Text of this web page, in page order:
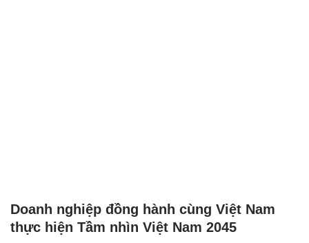
Doanh nghiệp đồng hành cùng Việt Nam
thực hiện Tầm nhìn Việt Nam 2045